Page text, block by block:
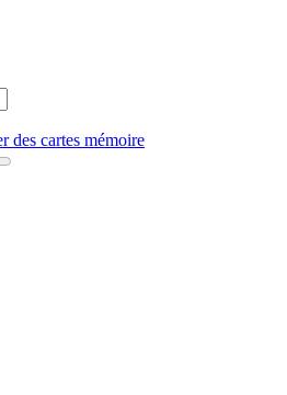
des cartes mémoire